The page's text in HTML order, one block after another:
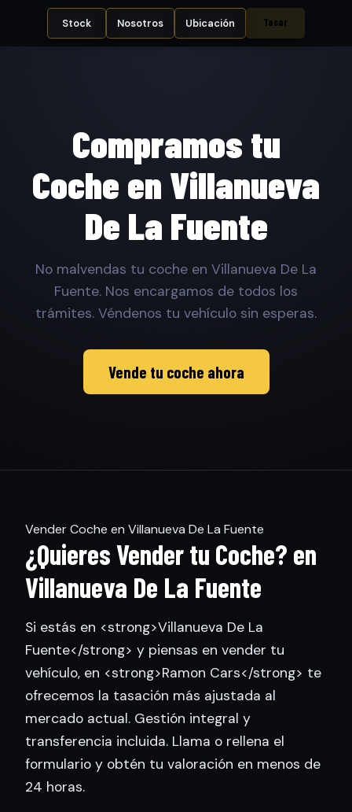
Stock Nosotros Ubicación Tasar
Compramos tu
Coche en Villanueva
De La Fuente
No malvendas tu coche en Villanueva De La
Fuente. Nos encargamos de todos los
trámites. Véndenos tu vehículo sin esperas.
Vende tu coche ahora
Vender Coche en Villanueva De La Fuente
¿Quieres Vender tu Coche? en
Villanueva De La Fuente
Si estás en <strong>Villanueva De La
Fuente</strong> y piensas en vender tu
vehículo, en <strong>Ramon Cars</strong> te
ofrecemos la tasación más ajustada al
mercado actual. Gestión integral y
transferencia incluida. Llama o rellena el
formulario y obtén tu valoración en menos de
24 horas.